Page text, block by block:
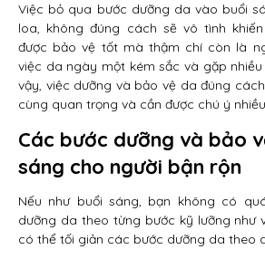
Việc bỏ qua bước dưỡng da vào buổi
loa, không đúng cách sẽ vô tình
được bảo vệ tốt mà thậm chí còn là
việc da ngày một kém sắc và gặp nhiều
vậy, việc dưỡng và bảo vệ da đúng
cùng quan trọng và cần được chú ý
Các bước dưỡng và bảo
sáng cho người bận rộn
Nếu như buổi sáng, bạn không có
dưỡng da theo từng bước kỹ lưỡng như
có thể tối giản các bước dưỡng da theo